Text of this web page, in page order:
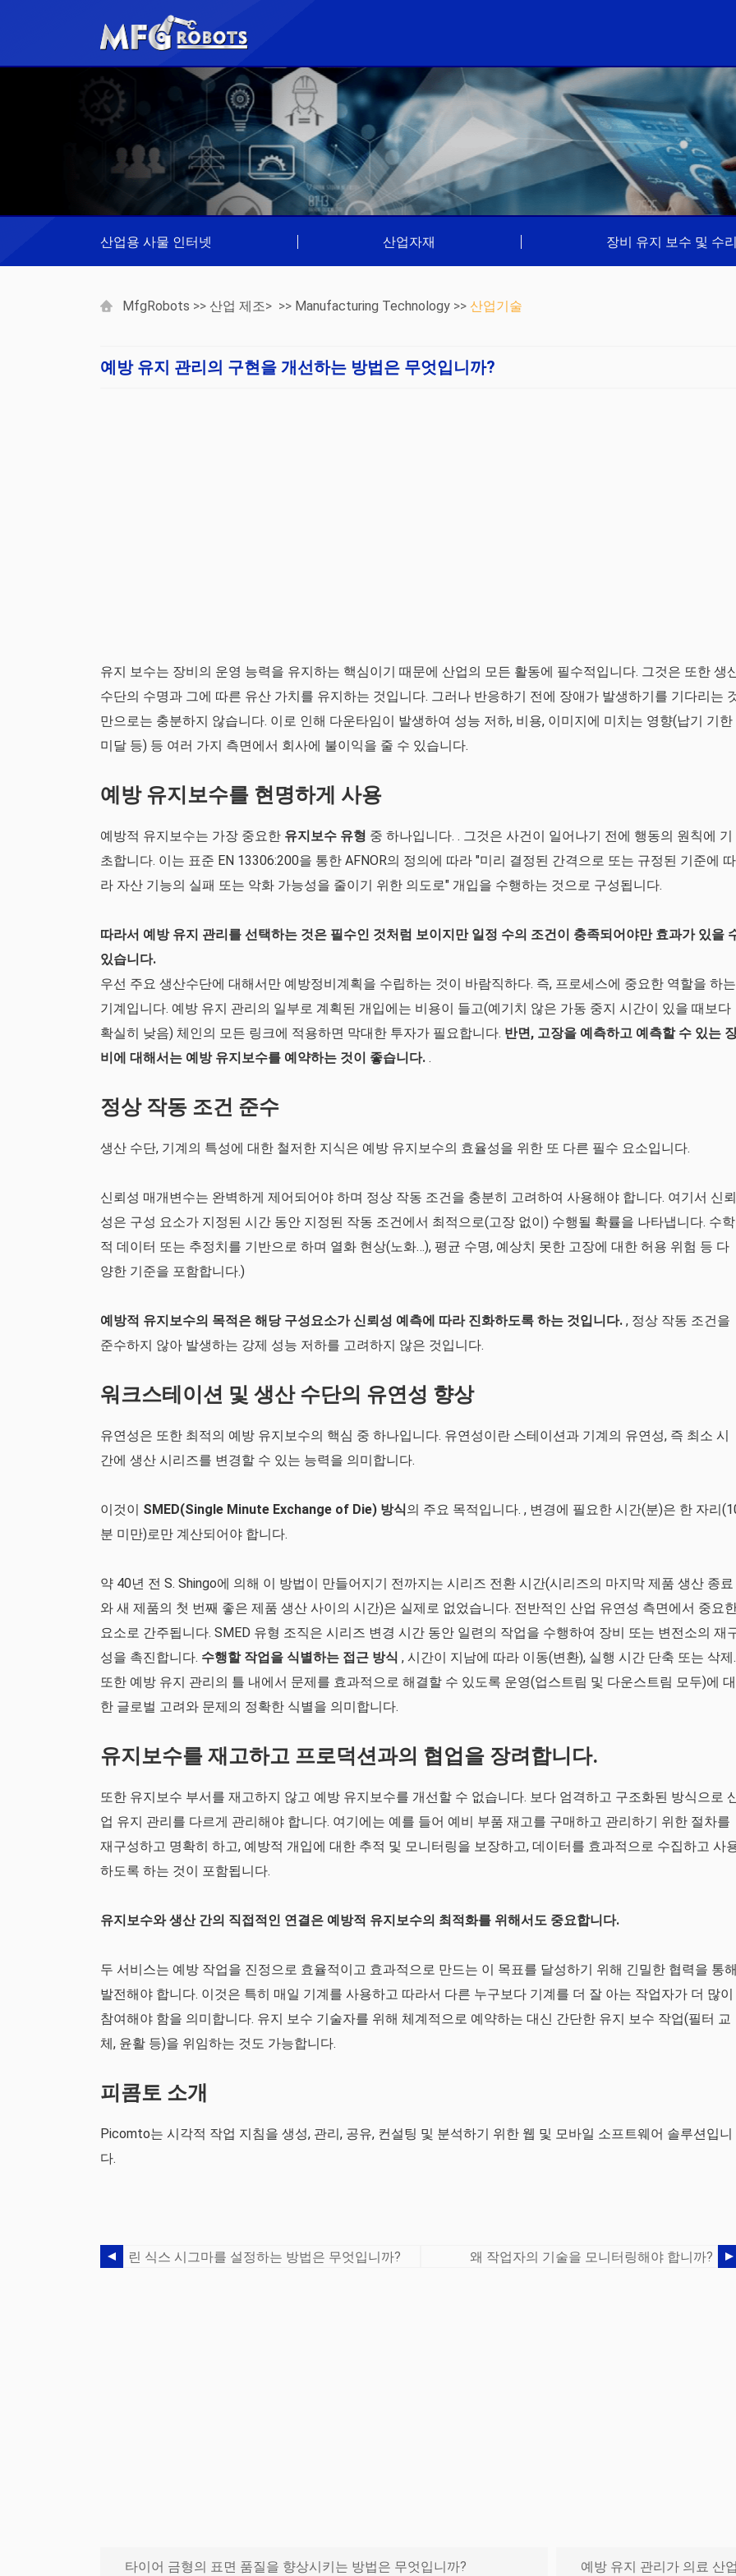
산업용 사물 인터넷 산업자재 장비 유지 보수 및 수
MfgRobots >> 산업 제조> >> Manufacturing Technology >> 산업기술
예방 유지 관리의 구현을 개선하는 방법은 무엇입니까?
유지 보수는 장비의 운영 능력을 유지하는 핵심이기 때문에 산업의 모든 활동에 필수적입니다. 그것은 또한 생
수단의 수명과 그에 따른 유산 가치를 유지하는 것입니다. 그러나 반응하기 전에 장애가 발생하기를 기다리는
만으로는 충분하지 않습니다. 이로 인해 다운타임이 발생하여 성능 저하, 비용, 이미지에 미치는 영향(납기 기한
미달 등) 등 여러 가지 측면에서 회사에 불이익을 줄 수 있습니다.
예방 유지보수를 현명하게 사용
예방적 유지보수는 가장 중요한 유지보수 유형 중 하나입니다. . 그것은 사건이 일어나기 전에 행동의 원칙에 기
초합니다. 이는 표준 EN 13306:200을 통한 AFNOR의 정의에 따라 "미리 결정된 간격으로 또는 규정된 기준에 따
라 자산 기능의 실패 또는 악화 가능성을 줄이기 위한 의도로" 개입을 수행하는 것으로 구성됩니다.
따라서 예방 유지 관리를 선택하는 것은 필수인 것처럼 보이지만 일정 수의 조건이 충족되어야만 효과가 있을
있습니다.
우선 주요 생산수단에 대해서만 예방정비계획을 수립하는 것이 바람직하다. 즉, 프로세스에 중요한 역할을 하는
기계입니다. 예방 유지 관리의 일부로 계획된 개입에는 비용이 들고(예기치 않은 가동 중지 시간이 있을 때보다
확실히 낮음) 체인의 모든 링크에 적용하면 막대한 투자가 필요합니다. 반면, 고장을 예측하고 예측할 수 있는
비에 대해서는 예방 유지보수를 예약하는 것이 좋습니다. .
정상 작동 조건 준수
생산 수단, 기계의 특성에 대한 철저한 지식은 예방 유지보수의 효율성을 위한 또 다른 필수 요소입니다.
신뢰성 매개변수는 완벽하게 제어되어야 하며 정상 작동 조건을 충분히 고려하여 사용해야 합니다. 여기서 신뢰
성은 구성 요소가 지정된 시간 동안 지정된 작동 조건에서 최적으로(고장 없이) 수행될 확률을 나타냅니다. 수학
적 데이터 또는 추정치를 기반으로 하며 열화 현상(노화…), 평균 수명, 예상치 못한 고장에 대한 허용 위험 등 다
양한 기준을 포함합니다.)
예방적 유지보수의 목적은 해당 구성요소가 신뢰성 예측에 따라 진화하도록 하는 것입니다. , 정상 작동 조건을
준수하지 않아 발생하는 강제 성능 저하를 고려하지 않은 것입니다.
워크스테이션 및 생산 수단의 유연성 향상
유연성은 또한 최적의 예방 유지보수의 핵심 중 하나입니다. 유연성이란 스테이션과 기계의 유연성, 즉 최소 시
간에 생산 시리즈를 변경할 수 있는 능력을 의미합니다.
이것이 SMED(Single Minute Exchange of Die) 방식의 주요 목적입니다. , 변경에 필요한 시간(분)은 한 자리
분 미만)로만 계산되어야 합니다.
약 40년 전 S. Shingo에 의해 이 방법이 만들어지기 전까지는 시리즈 전환 시간(시리즈의 마지막 제품 생산 종료
와 새 제품의 첫 번째 좋은 제품 생산 사이의 시간)은 실제로 없었습니다. 전반적인 산업 유연성 측면에서 중요
요소로 간주됩니다. SMED 유형 조직은 시리즈 변경 시간 동안 일련의 작업을 수행하여 장비 또는 변전소의 재
성을 촉진합니다. 수행할 작업을 식별하는 접근 방식 , 시간이 지남에 따라 이동(변환), 실행 시간 단축 또는 삭제.
또한 예방 유지 관리의 틀 내에서 문제를 효과적으로 해결할 수 있도록 운영(업스트림 및 다운스트림 모두)에 대
한 글로벌 고려와 문제의 정확한 식별을 의미합니다.
유지보수를 재고하고 프로덕션과의 협업을 장려합니다.
또한 유지보수 부서를 재고하지 않고 예방 유지보수를 개선할 수 없습니다. 보다 엄격하고 구조화된 방식으로
업 유지 관리를 다르게 관리해야 합니다. 여기에는 예를 들어 예비 부품 재고를 구매하고 관리하기 위한 절차를
재구성하고 명확히 하고, 예방적 개입에 대한 추적 및 모니터링을 보장하고, 데이터를 효과적으로 수집하고 사
하도록 하는 것이 포함됩니다.
유지보수와 생산 간의 직접적인 연결은 예방적 유지보수의 최적화를 위해서도 중요합니다.
두 서비스는 예방 작업을 진정으로 효율적이고 효과적으로 만드는 이 목표를 달성하기 위해 긴밀한 협력을 통
발전해야 합니다. 이것은 특히 매일 기계를 사용하고 따라서 다른 누구보다 기계를 더 잘 아는 작업자가 더 많이
참여해야 함을 의미합니다. 유지 보수 기술자를 위해 체계적으로 예약하는 대신 간단한 유지 보수 작업(필터 교
체, 윤활 등)을 위임하는 것도 가능합니다.
피콤토 소개
Picomto는 시각적 작업 지침을 생성, 관리, 공유, 컨설팅 및 분석하기 위한 웹 및 모바일 소프트웨어 솔루션입니
다.
린 식스 시그마를 설정하는 방법은 무엇입니까? 왜 작업자의 기술을 모니터링해야 합니까?
타이어 금형의 표면 품질을 향상시키는 방법은 무엇입니까? 예방 유지 관리가 의료 산